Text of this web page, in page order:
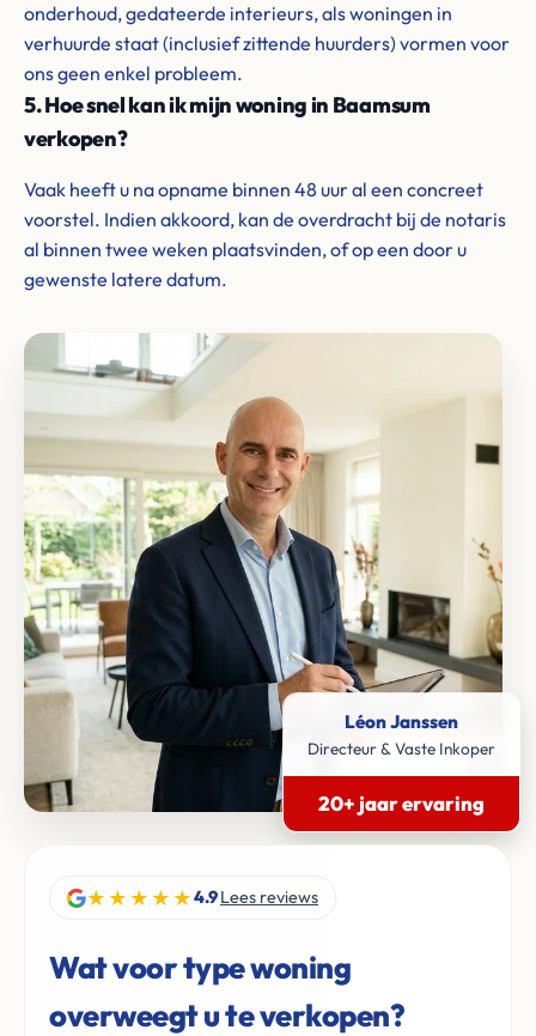
onderhoud, gedateerde interieurs, als woningen in
verhuurde staat (inclusief zittende huurders) vormen voor
ons geen enkel probleem.
5. Hoe snel kan ik mijn woning in Baamsum
verkopen?
Vaak heeft u na opname binnen 48 uur al een concreet
voorstel. Indien akkoord, kan de overdracht bij de notaris
al binnen twee weken plaatsvinden, of op een door u
gewenste latere datum.
Léon Janssen
Directeur & Vaste Inkoper
20+ jaar ervaring
★★★★★4.9Lees reviews
Wat voor type woning
overweegt u te verkopen?